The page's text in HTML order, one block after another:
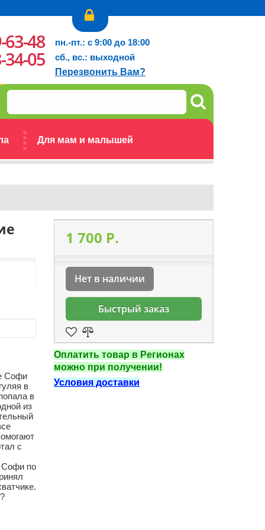
Для мам и малышей
63-48
34-05
пн.-пт.: с 9:00 до 18:00
сб., вс.: выходной
Перезвонить Вам?
Софи
в
в
из
с
Софи по
1 700 P.
Нет в наличии
Быстрый заказ
Оплатить товар в Регионах
можно при получении!
Условия доставки